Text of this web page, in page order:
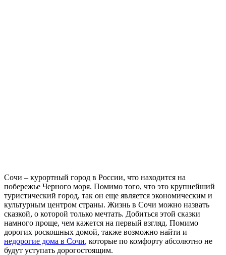
Сочи – курортный город в России, что находится на
побережье Черного моря. Помимо того, что это крупнейший
туристический город, так он еще является экономическим и
культурным центром страны. Жизнь в Сочи можно назвать
сказкой, о которой только мечтать. Добиться этой сказки
намного проще, чем кажется на первый взгляд. Помимо
дорогих роскошных домой, также возможно найти и
недорогие дома в Сочи, которые по комфорту абсолютно не
будут уступать дорогостоящим.